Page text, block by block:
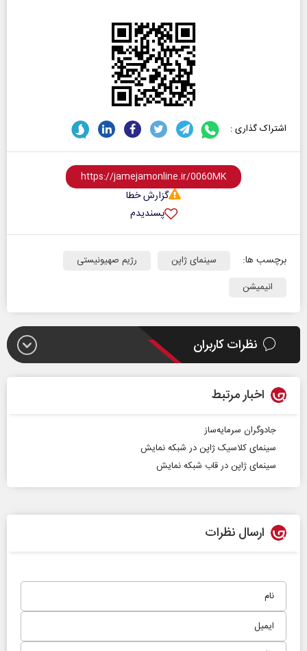
اشتراک گذاری :
گزارش خطا
پسندیدم
برچسب ها: سینمای ژاپن
رژیم صهیونیستی
انیمیشن
نظرات کاربران
اخبار مرتبط
جادوگران سرمایه‌ساز
سینمای کلاسیک ژاپن در شبکه نمایش
سینمای ژاپن در قاب شبکه نمایش
ارسال نظرات